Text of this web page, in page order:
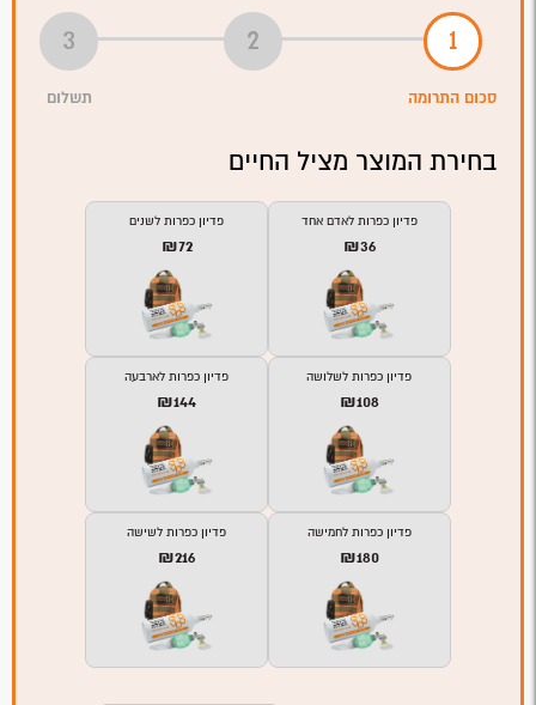
סכום התרומה תשלום
בחירת המוצר מציל החיים
₪36
פדיון כפרות לאדם אחד
₪72
פדיון כפרות לשנים
₪108
פדיון כפרות לשלושה
₪144
פדיון כפרות לארבעה
₪180
פדיון כפרות לחמישה
₪216
פדיון כפרות לשישה